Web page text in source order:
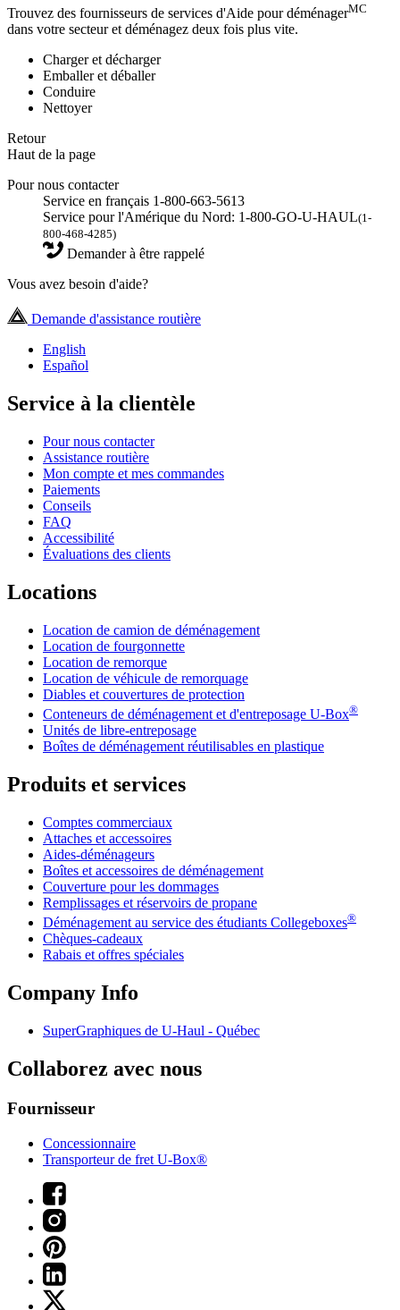
Trouvez des fournisseurs de services d'Aide pour déménagerMC
dans votre secteur et déménagez deux fois plus vite.
Charger et décharger
Emballer et déballer
Conduire
Nettoyer
Retour
Haut de la page
Pour nous contacter
Service en français 1-800-663-5613
Service pour l'Amérique du Nord: 1-800-GO-U-HAUL(1-
800-468-4285)
Demander à être rappelé
Vous avez besoin d'aide?
Demande d'assistance routière
English
Español
Service à la clientèle
Pour nous contacter
Assistance routière
Mon compte et mes commandes
Paiements
Conseils
FAQ
Accessibilité
Évaluations des clients
Locations
Location de camion de déménagement
Location de fourgonnette
Location de remorque
Location de véhicule de remorquage
Diables et couvertures de protection
Conteneurs de déménagement et d'entreposage U-Box®
Unités de libre-entreposage
Boîtes de déménagement réutilisables en plastique
Produits et services
Comptes commerciaux
Attaches et accessoires
Aides-déménageurs
Boîtes et accessoires de déménagement
Couverture pour les dommages
Remplissages et réservoirs de propane
Déménagement au service des étudiants Collegeboxes®
Chèques-cadeaux
Rabais et offres spéciales
Company Info
SuperGraphiques de U-Haul - Québec
Collaborez avec nous
Fournisseur
Concessionnaire
Transporteur de fret U-Box®